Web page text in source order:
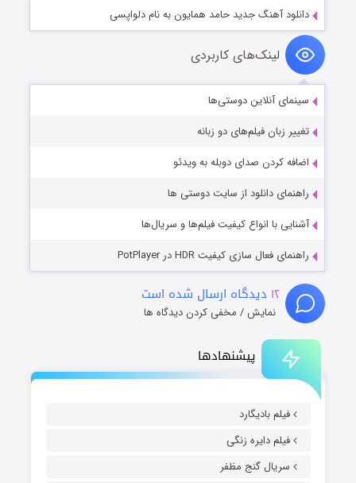
پیشنهادها
فیلم بادیگارد
فیلم دایره زنگی
سریال گنج مظفر
دانلود آهنگ جدید حامد همایون به نام دلواپسی
لینک‌های کاربردی
سینمای آنلاین دوستی‌ها
تغییر زبان فیلم‌های دو زبانه
اضافه کردن صدای دوبله به ویدئو
راهنمای دانلود از سایت دوستی ها
آشنایی با انواع کیفیت فیلم‌ها و سریال‌ها
راهنمای فعال سازی کیفیت HDR در PotPlayer
۱۲ دیدگاه ارسال شده است
نمایش / مخفی کردن دیدگاه ها